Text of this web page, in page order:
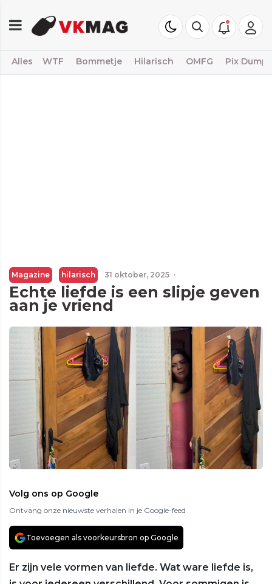
Alles WTF Bommetje Hilarisch OMFG Pix Dump
Magazine hilarisch 31 oktober, 2025 ·
Echte liefde is een slipje geven
aan je vriend
Volg ons op Google
Ontvang onze nieuwste verhalen in je Google-feed
Toevoegen als voorkeursbron op Google
Er zijn vele vormen van liefde. Wat ware liefde is,